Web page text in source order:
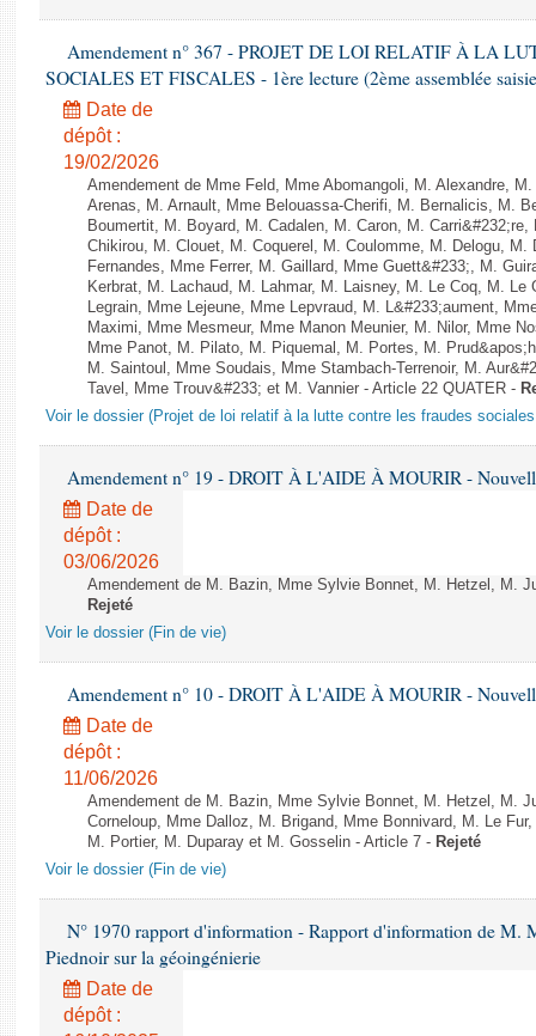
Amendement n° 367 - PROJET DE LOI RELATIF À LA
SOCIALES ET FISCALES - 1ère lecture (2ème assemblée
Date de
dépôt :
19/02/2026
Amendement de Mme Feld, Mme Abomangoli, M. Alexandre,
Arenas, M. Arnault, Mme Belouassa-Cherifi, M. Bernalicis, M.
Boumertit, M. Boyard, M. Cadalen, M. Caron, M.
Chikirou, M. Clouet, M. Coquerel, M. Coulomme, M. Delogu, M.
Fernandes, Mme Ferrer, M. Gaillard, Mme Guett&#233;, M.
Kerbrat, M. Lachaud, M. Lahmar, M. Laisney, M. Le Coq, M. Le
Legrain, Mme Lejeune, Mme Lepvraud, M. L&#233;aument,
Maximi, Mme Mesmeur, Mme Manon Meunier, M. Nilor, Mme
Mme Panot, M. Pilato, M. Piquemal, M. Portes, M.
M. Saintoul, Mme Soudais, Mme Stambach-Terrenoir, M.
Tavel, Mme Trouv&#233; et M. Vannier - Article 22 QUATER -
Voir le dossier (Projet de loi relatif à la lutte contre les fraudes
Amendement n° 19 - DROIT À L'AIDE À MOURIR -
Date de
dépôt :
03/06/2026
Amendement de M. Bazin, Mme Sylvie Bonnet, M. Hetzel, M.
Rejeté
Voir le dossier (Fin de vie)
Amendement n° 10 - DROIT À L'AIDE À MOURIR -
Date de
dépôt :
11/06/2026
Amendement de M. Bazin, Mme Sylvie Bonnet, M. Hetzel, M.
Corneloup, Mme Dalloz, M. Brigand, Mme Bonnivard, M. Le
M. Portier, M. Duparay et M. Gosselin - Article 7 - Rejeté
Voir le dossier (Fin de vie)
N° 1970 rapport d'information - Rapport d'information de M.
Piednoir sur la géoingénierie
Date de
dépôt :